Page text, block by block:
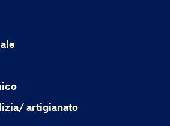
artigianato